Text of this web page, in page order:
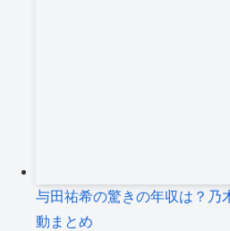
与田祐希の驚きの年収は？乃
動まとめ